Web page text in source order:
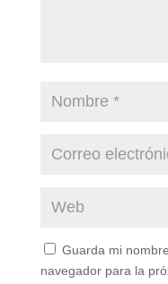
Guarda mi
navegador para la